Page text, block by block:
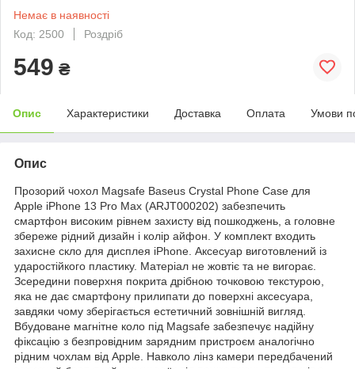
Немає в наявності
Код: 2500
Роздріб
549 ₴
Опис Характеристики Доставка Оплата Умови
Опис
Прозорий чохол Magsafe Baseus Crystal Phone Case для
Apple iPhone 13 Pro Max (ARJT000202) забезпечить
смартфон високим рівнем захисту від пошкоджень, а головне
збереже рідний дизайн і колір айфон. У комплект входить
захисне скло для дисплея iPhone. Аксесуар виготовлений із
ударостійкого пластику. Матеріал не жовтіє та не вигорає.
Зсередини поверхня покрита дрібною точковою текстурою,
яка не дає смартфону прилипати до поверхні аксесуара,
завдяки чому зберігається естетичний зовнішній вигляд.
Вбудоване магнітне коло під Magsafe забезпечує надійну
фіксацію з безпровідним зарядним пристроєм аналогічно
рідним чохлам від Apple. Навколо лінз камери передбачений